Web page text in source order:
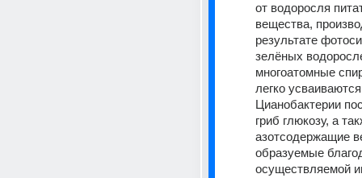
от водоросля
вещества,
результате
зелёных
многоатомные
легко
Цианобактерии
гриб глюкозу, а
азотсодержащие
образуемые
осуществляемой